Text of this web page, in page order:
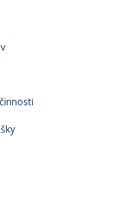
2. stupeň